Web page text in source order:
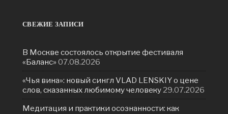
СВЕЖИЕ ЗАПИСИ
В Москве состоялось открытие фестиваля
«Баланс» 07.08.2026
«Чья вина»: новый сингл VLAD LENSKIY о цене
слов, сказанных любимому человеку29.07.2026
Медитация и практики осознанности: как